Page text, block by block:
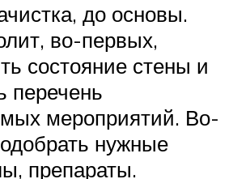
до основы.
во-первых,
состояние стены и
перечень
мероприятий. Во-
нужные
препараты.